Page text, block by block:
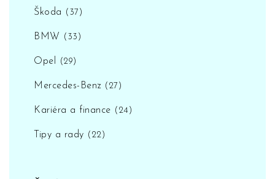
Škoda (37)
BMW (33)
Opel (29)
Mercedes-Benz (27)
Kariéra a finance (24)
Tipy a rady (22)